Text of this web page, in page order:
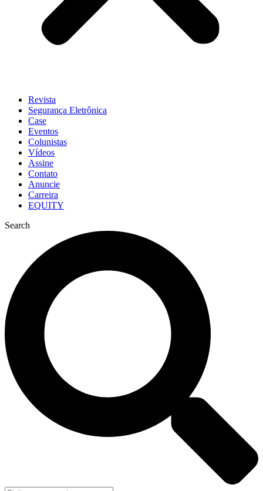
Revista
Segurança Eletrônica
Case
Eventos
Colunistas
Vídeos
Assine
Contato
Anuncie
Carreira
EQUITY
Search